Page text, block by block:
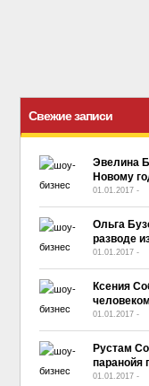
Свежие записи
Эвелина
Новому
01.01.2017 -
Ольга
разводе
01.01.2017 -
Ксения
01.01.2017 -
Рустам
паранойя
01.01.2017 -